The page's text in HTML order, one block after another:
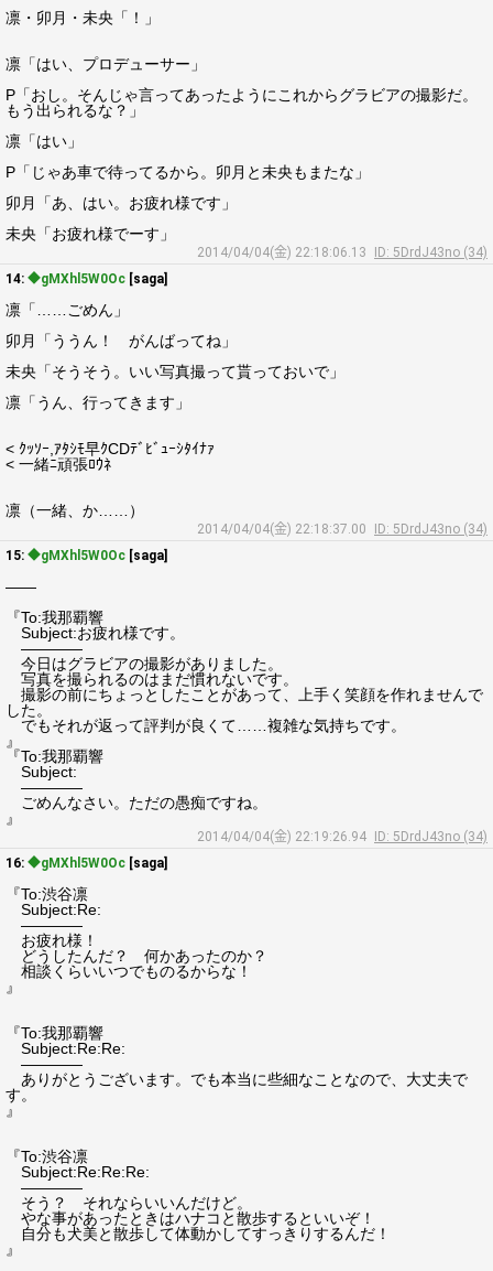
凛・卯月・未央「！」
凛「はい、プロデューサー」
P「おし。そんじゃ言ってあったようにこれからグラビアの撮影だ。
もう出られるな？」
凛「はい」
P「じゃあ車で待ってるから。卯月と未央もまたな」
卯月「あ、はい。お疲れ様です」
未央「お疲れ様でーす」
2014/04/04(金) 22:18:06.13
ID: 5DrdJ43no (34)
14: ◆gMXhl5W0Oc [saga]
凛「……ごめん」
卯月「ううん！ がんばってね」
未央「そうそう。いい写真撮って貰っておいで」
凛「うん、行ってきます」
< ｸｯｿｰ,ｱﾀｼﾓ早ｸCDﾃﾞﾋﾞｭｰｼﾀｲﾅｧ
< 一緒ﾆ頑張ﾛｳﾈ
凛（一緒、か……）
2014/04/04(金) 22:18:37.00
ID: 5DrdJ43no (34)
15: ◆gMXhl5W0Oc [saga]
――
『To:我那覇響
Subject:お疲れ様です。
――――
今日はグラビアの撮影がありました。
写真を撮られるのはまだ慣れないです。
撮影の前にちょっとしたことがあって、上手く笑顔を作れませんで
した。
でもそれが返って評判が良くて……複雑な気持ちです。
』
『To:我那覇響
Subject:
――――
ごめんなさい。ただの愚痴ですね。
』
2014/04/04(金) 22:19:26.94
ID: 5DrdJ43no (34)
16: ◆gMXhl5W0Oc [saga]
『To:渋谷凛
Subject:Re:
――――
お疲れ様！
どうしたんだ？ 何かあったのか？
相談くらいいつでものるからな！
』
『To:我那覇響
Subject:Re:Re:
――――
ありがとうございます。でも本当に些細なことなので、大丈夫で
す。
』
『To:渋谷凛
Subject:Re:Re:Re:
――――
そう？ それならいいんだけど。
やな事があったときはハナコと散歩するといいぞ！
自分も犬美と散歩して体動かしてすっきりするんだ！
』